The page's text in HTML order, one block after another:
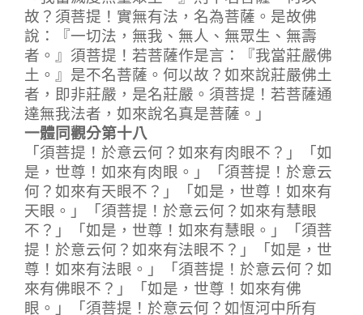
故？須菩提！實無有法，名為菩薩。是故佛
說：『一切法，無我、無人、無眾生、無壽
者。』須菩提！若菩薩作是言：『我當莊嚴佛
土。』是不名菩薩。何以故？如來說莊嚴佛土
者，即非莊嚴，是名莊嚴。須菩提！若菩薩通
達無我法者，如來說名真是菩薩。」
一體同觀分第十八
「須菩提！於意云何？如來有肉眼不？」「如
是，世尊！如來有肉眼。」「須菩提！於意云
何？如來有天眼不？」「如是，世尊！如來有
天眼。」「須菩提！於意云何？如來有慧眼
不？」「如是，世尊！如來有慧眼。」「須菩
提！於意云何？如來有法眼不？」「如是，世
尊！如來有法眼。」「須菩提！於意云何？如
來有佛眼不？」「如是，世尊！如來有佛
眼。」「須菩提！於意云何？如恆河中所有